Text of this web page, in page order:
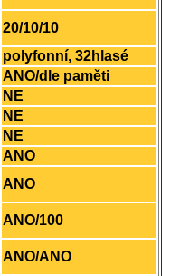
20/10/10
polyfonní, 32hlasé
ANO/dle paměti
NE
NE
NE
ANO
ANO
ANO/100
ANO/ANO